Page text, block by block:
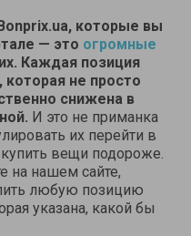
которые вы
— это огромные
Каждая позиция
которая не просто
снижена в
И это не приманка
их перейти в
купить вещи подороже.
на нашем сайте,
любую позицию
указана, какой бы